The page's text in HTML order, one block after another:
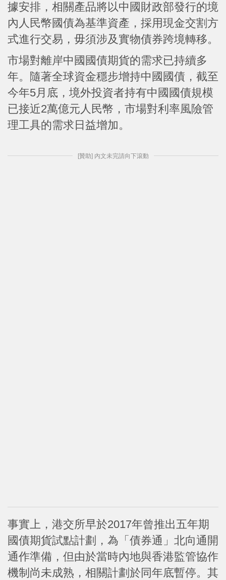
據安排，相關產品將以中國財政部發行的境
內人民幣國債為基準資產，採用現金交割方
式進行交易，毋須涉及實物債券跨境轉移。
市場對離岸中國國債期貨的需求已持續多
年。隨著全球資金穩步增持中國國債，截至
今年5月底，境外投資者持有中國國債規模
已接近2萬億元人民幣，市場對利率風險管
理工具的需求日益增加。
[贊助] 內文未完請向下滾動
事實上，港交所早於2017年曾推出五年期
國債期貨試點計劃，為「債券通」北向通開
通作準備，但由於當時內地與香港監管協作
機制尚未成熟，相關計劃於同年底暫停。其